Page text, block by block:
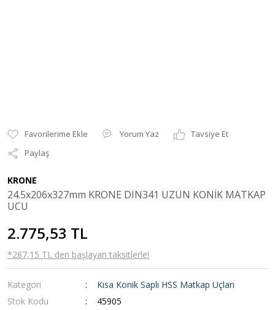
Yorum Yaz
Tavsiye Et
Paylaş
KRONE
24.5x206x327mm KRONE DIN341 UZUN KONİK MATKAP
UCU
2.775,53 TL
*287,15 TL den başlayan taksitlerle!
Kategori
Kısa Konik Saplı HSS Matkap Uçları
Stok Kodu
45905